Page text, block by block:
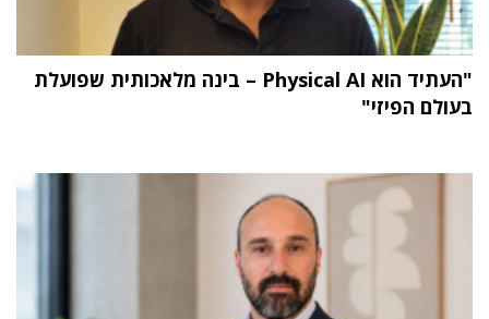
"העתיד הוא Physical AI – בינה מלאכותית שפועלת
בעולם הפיזי"